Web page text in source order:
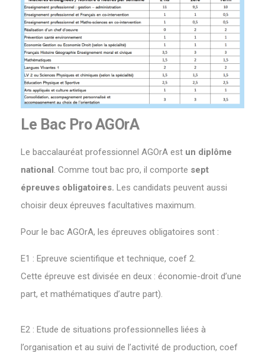
Le Bac Pro AGOrA
Le baccalauréat professionnel AGOrA est un diplôme
national . Comme tout bac pro, il comporte sept
épreuves obligatoires. Les candidats peuvent aussi
choisir deux épreuves facultatives maximum.
Pour le bac AGOrA, les épreuves obligatoires sont :
E1 : Epreuve scientifique et technique, coef 2.
Cette épreuve est divisée en deux : économie-droit d’une
part, et mathématiques d’autre part).
E2 : Etude de situations professionnelles liées à
l’organisation et au suivi de l’activité de production, coef